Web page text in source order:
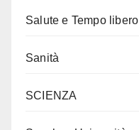
Salute e Tempo libero
Sanità
SCIENZA